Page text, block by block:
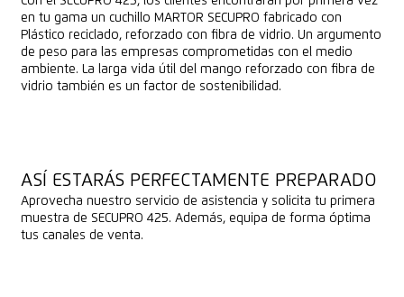
en tu gama un cuchillo MARTOR SECUPRO fabricado con
Plástico reciclado, reforzado con fibra de vidrio. Un argumento
de peso para las empresas comprometidas con el medio
ambiente. La larga vida útil del mango reforzado con fibra de
vidrio también es un factor de sostenibilidad.
ASÍ ESTARÁS PERFECTAMENTE PREPARADO
Aprovecha nuestro servicio de asistencia y solicita tu primera
muestra de SECUPRO 425. Además, equipa de forma óptima
tus canales de venta.